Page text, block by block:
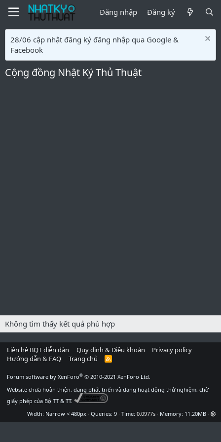
Đăng nhập Đăng ký
28/06 cập nhật đăng ký đăng nhập qua Google &
Facebook
Cộng đồng Nhật Ký Thủ Thuật
Không tìm thấy kết quả phù hợp
Liên hệ BQT diễn đàn Quy định & Điều khoản
Privacy policy
Hướng dẫn & FAQ
Trang chủ
R
Forum software by XenForo® © 2010-2021 XenForo Ltd.
Website chưa hoàn thiện, đang phát triển và đang hoạt động thử nghiệm, chờ
giấy phép của Bộ TT & TT.
Width
Queries 9 Time 0.0977s Memory 11.20MB